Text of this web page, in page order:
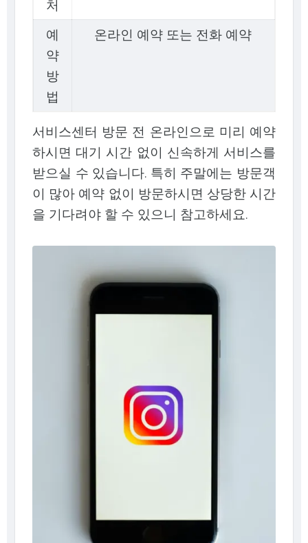
처
예
약
방
법
온라인 예약 또는 전화 예약
서비스센터 방문 전 온라인으로 미리 예약
하시면 대기 시간 없이 신속하게 서비스를
받으실 수 있습니다. 특히 주말에는 방문객
이 많아 예약 없이 방문하시면 상당한 시간
을 기다려야 할 수 있으니 참고하세요.